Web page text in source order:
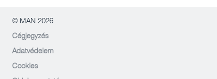
© MAN 2026
Cégjegyzés
Adatvédelem
Cookies